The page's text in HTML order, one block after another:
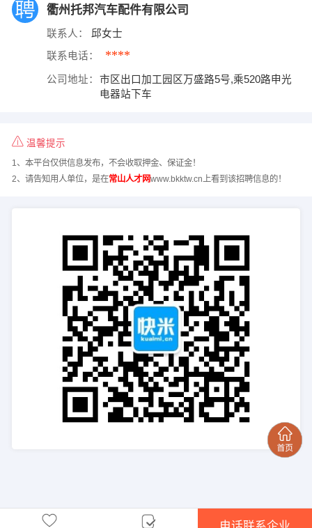
衢州托邦汽车配件有限公司
联系人： 邱女士
联系电话： ****
公司地址：
市区出口加工园区万盛路5号,乘520路申光
电器站下车
温馨提示
1、本平台仅供信息发布，不会收取押金、保证金！
2、请告知用人单位，是在常山人才网www.bkktw.cn上看到该招聘信息的！